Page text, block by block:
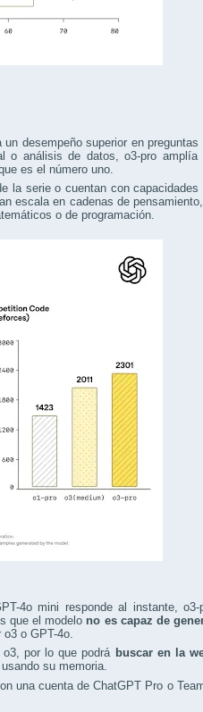
un desempeño superior en preguntas
o análisis de datos, o3-pro amplía
es el número uno.
la serie o cuentan con capacidades
escala en cadenas de
o de programación.
4o mini responde al instante, o3-
que el modelo no es capaz de
o GPT-4o.
por lo que podrá buscar en la
su memoria.
una cuenta de ChatGPT Pro o